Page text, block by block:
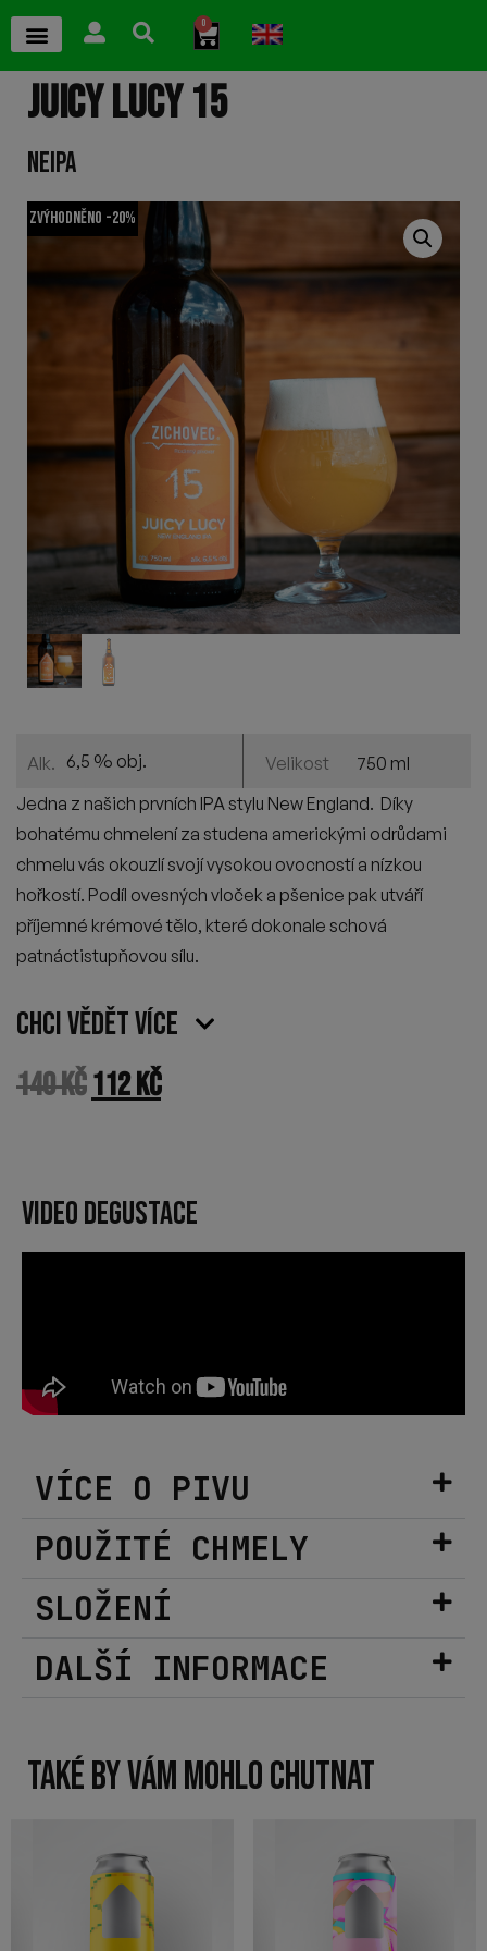
0
JUICY LUCY 15
NEIPA
Zvýhodněno -20%
Alk. 6,5 % obj. Velikost
750 ml
Jedna z našich prvních IPA stylu New England. Díky
bohatému chmelení za studena americkými odrůdami
chmelu vás okouzlí svojí vysokou ovocností a nízkou
hořkostí. Podíl ovesných vloček a pšenice pak utváří
příjemné krémové tělo, které dokonale schová
patnáctistupňovou sílu.
Chci vědět více
140Kč112Kč
VÍCE O PIVU
POUŽITÉ CHMELY
SLOŽENÍ
DALŠÍ INFORMACE
VIDEO DEGUSTACE
TAKÉ BY VÁM MOHLO CHUTNAT